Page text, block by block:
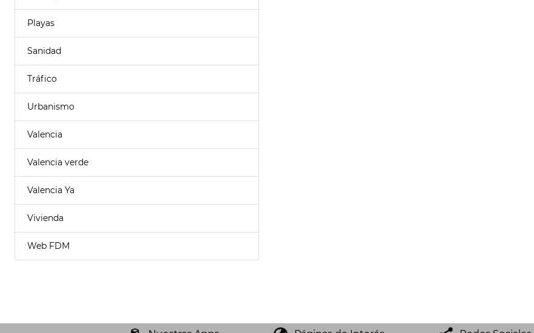
Playas
Sanidad
Tráfico
Urbanismo
Valencia
Valencia verde
Valencia Ya
Vivienda
Web FDM